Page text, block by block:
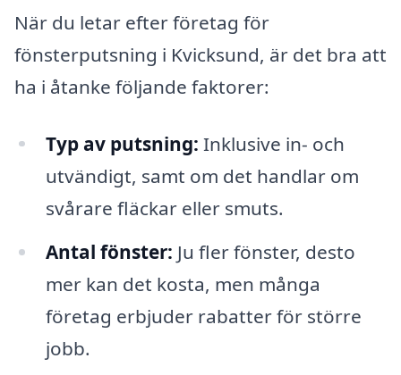
När du letar efter företag för
fönsterputsning i Kvicksund, är det bra att
ha i åtanke följande faktorer:
Typ av putsning: Inklusive in- och
utvändigt, samt om det handlar om
svårare fläckar eller smuts.
Antal fönster: Ju fler fönster, desto
mer kan det kosta, men många
företag erbjuder rabatter för större
jobb.